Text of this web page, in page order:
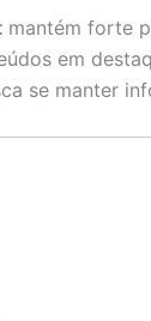
mantém forte
em
se manter